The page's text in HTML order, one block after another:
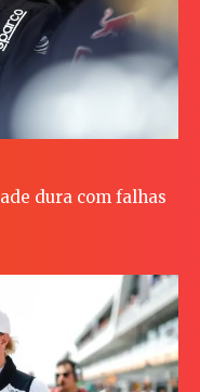
dura com falhas